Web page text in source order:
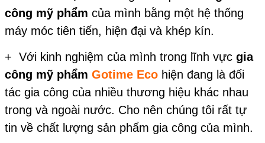
công mỹ phẩm của mình bằng một hệ thống
máy móc tiên tiến, hiện đại và khép kín.
+ Với kinh nghiệm của mình trong lĩnh vực gia
công mỹ phẩm Gotime Eco hiện đang là đối
tác gia công của nhiều thương hiệu khác nhau
trong và ngoài nước. Cho nên chúng tôi rất tự
tin về chất lượng sản phẩm gia công của mình.